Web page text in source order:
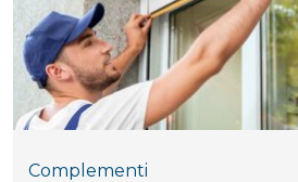
Complementi